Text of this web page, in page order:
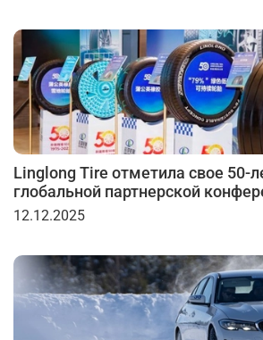
Linglong Tire отметила свое 50-
глобальной партнерской
12.12.2025